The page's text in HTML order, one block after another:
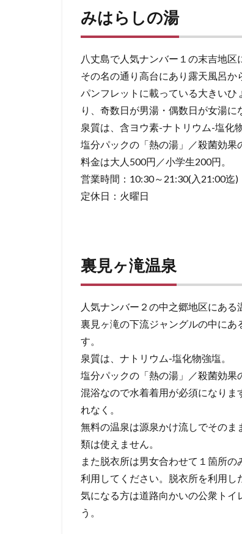
7
足
き
ら
め
7.1
八丈
島の
各温
泉成
みはらしの湯
八丈島で人気ナンバー１の末吉地区
その名の通り高台にあり露天風呂か
パンフレットに載っている大きい
り、奇数日が男湯・偶数日が女湯に
泉質は、含ヨウ素-ナトリウム-塩化
塩分パックの「熱の湯」／殺菌効果
料金は大人500円／小学生200円。
営業時間：10:30～21:30(入21:00迄)
定休日：火曜日
裏見ヶ滝温泉
人気ナンバー２の中之郷地区にある
裏見ヶ滝の下流ジャングルの中に
す。
泉質は、ナトリウム-塩化物強塩。
塩分パックの「熱の湯」／殺菌効果
混浴なので水着着用が必須になりま
れなく。
無料の温泉は源泉かけ流しでその
類は使えません。
また脱衣所は男女合わせて１箇所
利用してください。脱衣所を利用し
気になる方は道路向かいの公衆トイ
う。